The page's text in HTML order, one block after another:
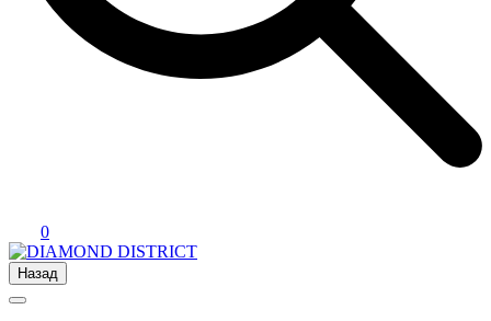
0
Назад